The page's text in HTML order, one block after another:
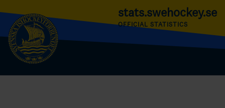
stats.swehockey.se
OFFICIAL STATISTICS